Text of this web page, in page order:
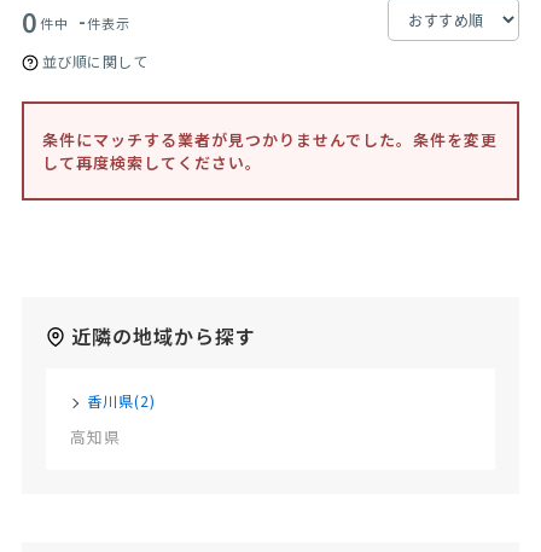
0件中 -件表示
並び順に関して
条件にマッチする業者が見つかりませんでした。条件を変更
して再度検索してください。
近隣の地域から探す
香川県(2)
高知県